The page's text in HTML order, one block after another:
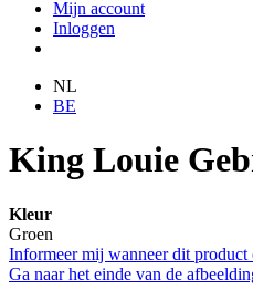
Mijn account
Inloggen
NL
BE
King Louie
Kleur
Groen
Informeer mij wanneer dit product
Ga naar het einde van de